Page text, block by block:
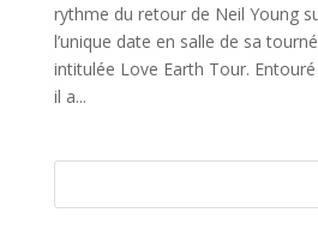
rythme du retour de Neil Young
l’unique date en salle de sa
intitulée Love Earth Tour.
il a...